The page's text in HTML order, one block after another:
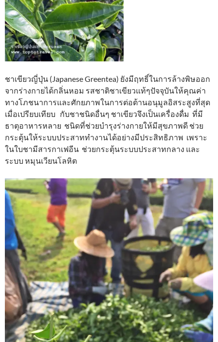
ชาเขียวญี่ปุ่น (Japanese Greentea) ยังมีฤทธิ์ในการล้างพิษออก
จากร่างกายได้กลิ่นหอม รสชาติชาเขียวแท้ๆปัจจุบันให้คุณค่า
ทางโภชนาการและศักยภาพในการต่อต้านอนุมูลอิสระสูงที่สุด
เมื่อเปรียบเทียบ กับชาชนิดอื่นๆ ชาเขียวจึงเป็นเครื่องดื่ม ที่มี
ธาตุอาหารหลาย ชนิดที่ช่วยบำรุงร่างกายให้มีสุขภาพดี ช่วย
กระตุ้นให้ระบบประสาททำงานได้อย่างมีประสิทธิภาพ เพราะ
ในใบชามีสารกาเฟอีน ช่วยกระตุ้นระบบประสาทกลาง และ
ระบบ หมุนเวียนโลหิต